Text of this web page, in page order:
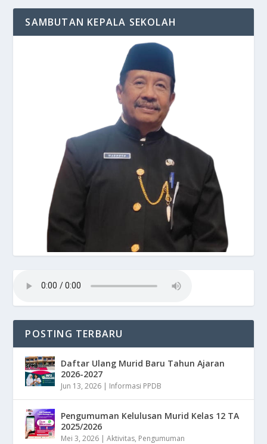
SAMBUTAN KEPALA SEKOLAH
POSTING TERBARU
Daftar Ulang Murid Baru Tahun Ajaran
2026-2027
Jun 13, 2026 | Informasi PPDB
Pengumuman Kelulusan Murid Kelas 12 TA
2025/2026
Mei 3, 2026 |Aktivitas, Pengumuman